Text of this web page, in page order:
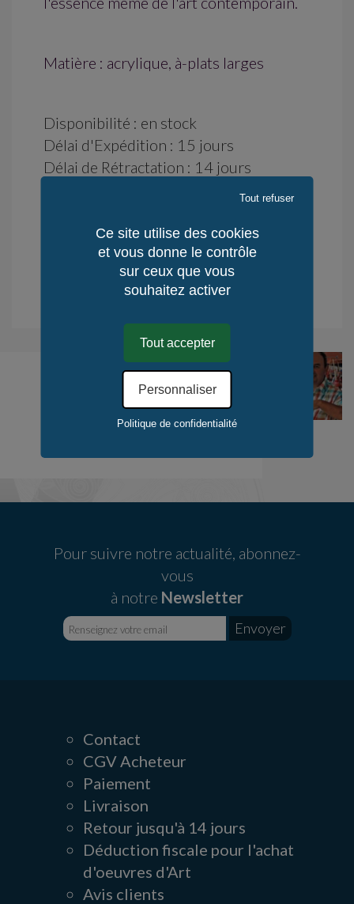
Matière : acrylique, à-plats larges
Disponibilité : en stock
Délai d'Expédition : 15 jours
Délai de Rétractation : 14 jours
Lieu de fabrication : Celtland-Bretagne
Quantité / Monde : 1
Quantité / KerLuxY : 1
Paugam Daniel
Découvrir l'Artiste / le Créateur
Pour suivre notre actualité, abonnez-
vous
à notre Newsletter
Contact
CGV Acheteur
Paiement
Livraison
Retour jusqu'à 14 jours
Déduction fiscale pour l'achat
d'oeuvres d'Art
Avis clients
Ce site utilise des cookies
et vous donne le contrôle
sur ceux que vous
souhaitez activer
Tout accepter
Tout refuser
Personnaliser
Politique de confidentialité